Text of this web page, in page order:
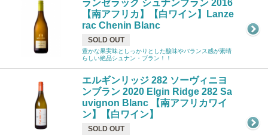
ランゼラック シュナンブラン 2016
【南アフリカ】【白ワイン】Lanze
rac Chenin Blanc
SOLD OUT
豊かな果実味としっかりとした酸味やバランス感が素晴
らしい絶品シュナン・ブラン！！
エルギンリッジ 282 ソーヴィニヨ
ンブラン 2020 Elgin Ridge 282 Sa
uvignon Blanc 【南アフリカワイ
ン】【白ワイン】
SOLD OUT